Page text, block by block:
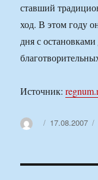
ставший
ход. В этом году
дня с
Источник:
Автор17.08.2007